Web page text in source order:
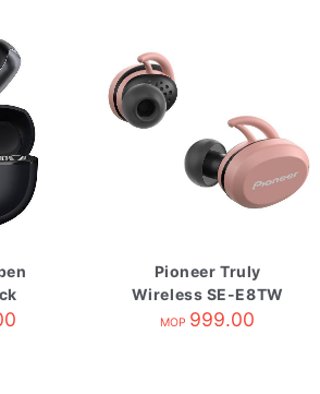
Pioneer Truly
Wireless SE-E8TW
Rose/Gray
MOP 999.00